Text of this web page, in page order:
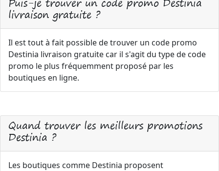
livraison gratuite ?
Il est tout à fait possible de trouver un code promo
Destinia livraison gratuite car il s'agit du type de code
promo le plus fréquemment proposé par les
boutiques en ligne.
Quand trouver les meilleurs promotions
Destinia ?
Les boutiques comme Destinia proposent